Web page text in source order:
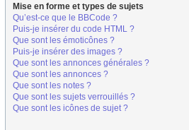
Mise en forme et types de sujets
Qu’est-ce que le BBCode ?
Puis-je insérer du code HTML ?
Que sont les émoticônes ?
Puis-je insérer des images ?
Que sont les annonces générales ?
Que sont les annonces ?
Que sont les notes ?
Que sont les sujets verrouillés ?
Que sont les icônes de sujet ?